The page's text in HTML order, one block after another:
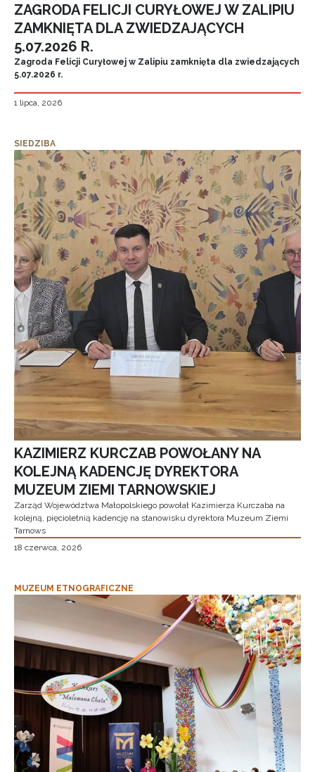
ZAGRODA FELICJI CURYŁOWEJ W ZALIPIU
ZAMKNIĘTA DLA ZWIEDZAJĄCYCH
5.07.2026 R.
Zagroda Felicji Curyłowej w Zalipiu zamknięta dla zwiedzających
5.07.2026 r.
1 lipca, 2026
SIEDZIBA
KAZIMIERZ KURCZAB POWOŁANY NA
KOLEJNĄ KADENCJĘ DYREKTORA
MUZEUM ZIEMI TARNOWSKIEJ
Zarząd Województwa Małopolskiego powołał Kazimierza Kurczaba na
kolejną, pięcioletnią kadencję na stanowisku dyrektora Muzeum Ziemi
Tarnows
18 czerwca, 2026
MUZEUM ETNOGRAFICZNE